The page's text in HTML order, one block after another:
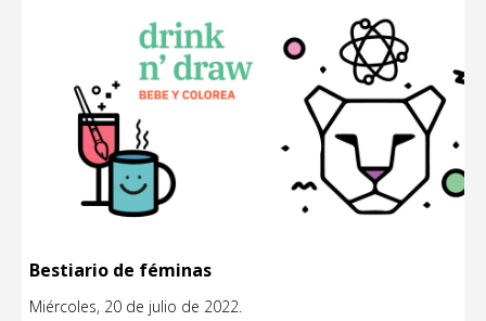
Bestiario de féminas
Miércoles, 20 de julio de 2022.